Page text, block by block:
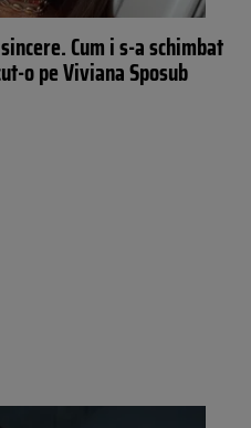
Cum i s-a schimbat
o pe Viviana Sposub